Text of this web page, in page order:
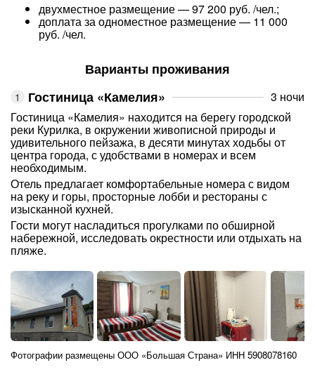
двухместное размещение — 97 200 руб. /чел.;
доплата за одноместное размещение — 11 000
руб. /чел.
Варианты проживания
Гостиница «Камелия»
3 ночи
Гостиница «Камелия» находится на берегу городской
реки Курилка, в окружении живописной природы и
удивительного пейзажа, в десяти минутах ходьбы от
центра города, с удобствами в номерах и всем
необходимым.
Отель предлагает комфортабельные номера с видом
на реку и горы, просторные лобби и рестораны с
изысканной кухней.
Гости могут насладиться прогулками по обширной
набережной, исследовать окрестности или отдыхать на
пляже.
Фотографии размещены ООО «Большая Страна» ИНН 5908078160